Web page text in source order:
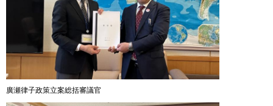
廣瀬律子政策立案総括審議官